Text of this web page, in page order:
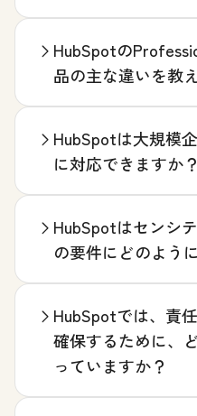
HubSpotの
品の主な違いを教
HubSpotは大規模
に対応できますか？
HubSpotはセンシ
の要件にどのよう
HubSpotでは、責
確保するために、
っていますか？